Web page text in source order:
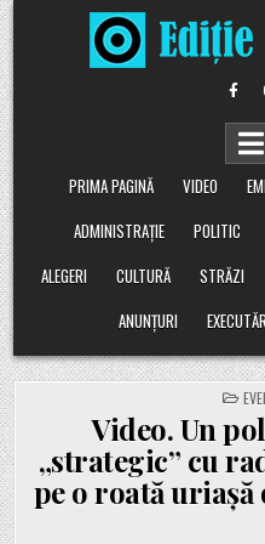
Skip
to
content
PRIMA PAGINĂ
VIDEO
ADMINISTRAȚIE
POLITIC
ALEGERI
CULTURĂ STRĂZI
ANUNȚURI
IN
Video. Un
„strategic” cu
pe o roată uriașă